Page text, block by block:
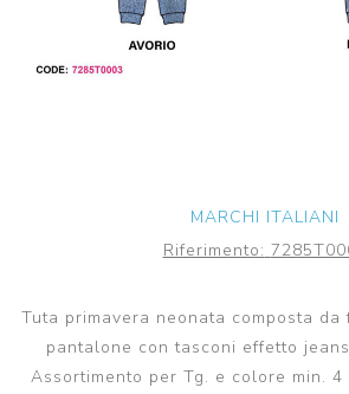
MARCHI ITALIANI
Riferimento:
Tuta primavera neonata composta
pantalone con tasconi effetto
Assortimento per Tg. e colore min.